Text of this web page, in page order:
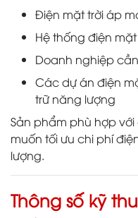
Điện mặt trời áp
Hệ thống điện
Doanh nghiệp
Các dự án điện
trữ năng lượng
Sản phẩm phù hợp
muốn tối ưu chi phí
lượng.
Thông số kỹ